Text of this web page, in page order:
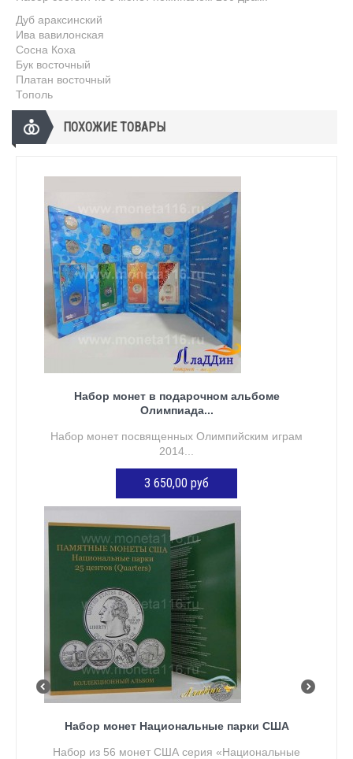
Дуб араксинский
Ива вавилонская
Сосна Коха
Бук восточный
Платан восточный
Тополь
ПОХОЖИЕ ТОВАРЫ
Набор монет в подарочном альбоме
Олимпиада...
Набор монет посвященных Олимпийским играм
2014...
3 650,00 руб
ДОБАВИТЬ В КОРЗИНУ
Набор монет Национальные парки США
Набор из 56 монет США серия «Национальные